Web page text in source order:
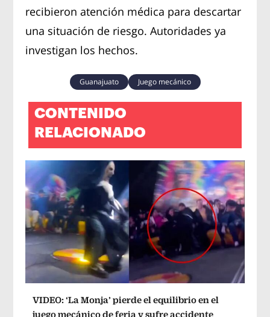
recibieron atención médica para descartar
una situación de riesgo. Autoridades ya
investigan los hechos.
Guanajuato Juego mecánico
CONTENIDO
RELACIONADO
VIDEO: ‘La Monja’ pierde el equilibrio en el
juego mecánico de feria y sufre accidente